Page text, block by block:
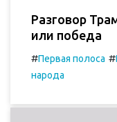
Разговор
или победа
#Первая полоса #
народа